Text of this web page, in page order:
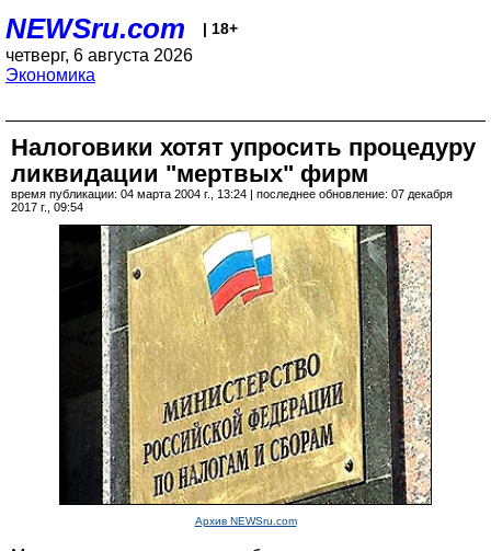
NEWSru.com | 18+
четверг, 6 августа 2026
Экономика
Налоговики хотят упросить процедуру
ликвидации "мертвых" фирм
время публикации: 04 марта 2004 г., 13:24 | последнее обновление: 07 декабря
2017 г., 09:54
Архив NEWSru.com